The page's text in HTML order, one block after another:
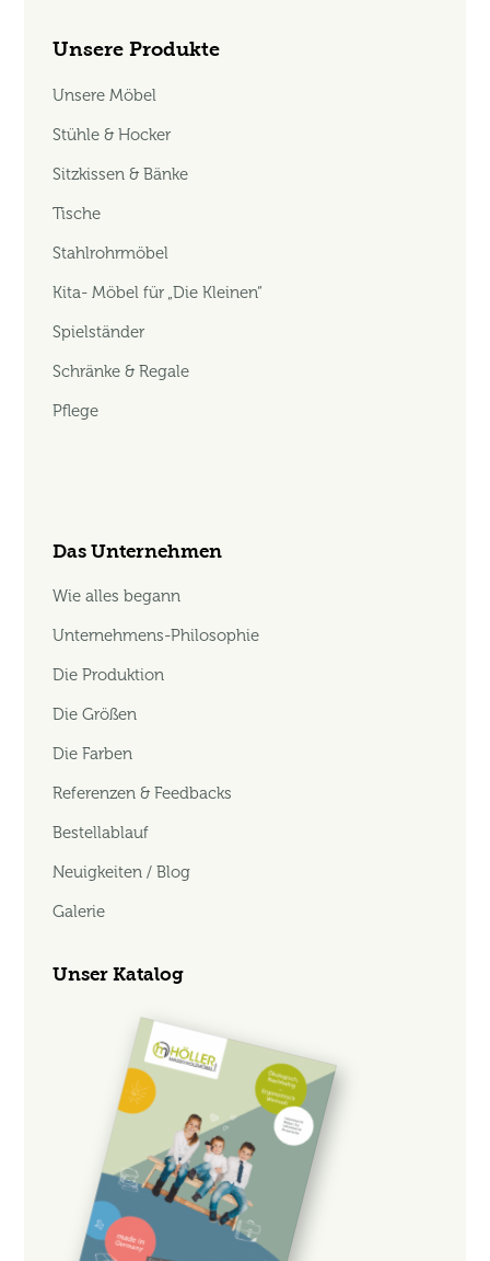
Unsere Produkte
Unsere Möbel
Stühle & Hocker
Sitzkissen & Bänke
Tische
Stahlrohrmöbel
Kita- Möbel für „Die Kleinen“
Spielständer
Schränke & Regale
Pflege
Das Unternehmen
Wie alles begann
Unternehmens-Philosophie
Die Produktion
Die Größen
Die Farben
Referenzen & Feedbacks
Bestellablauf
Neuigkeiten / Blog
Galerie
Unser Katalog